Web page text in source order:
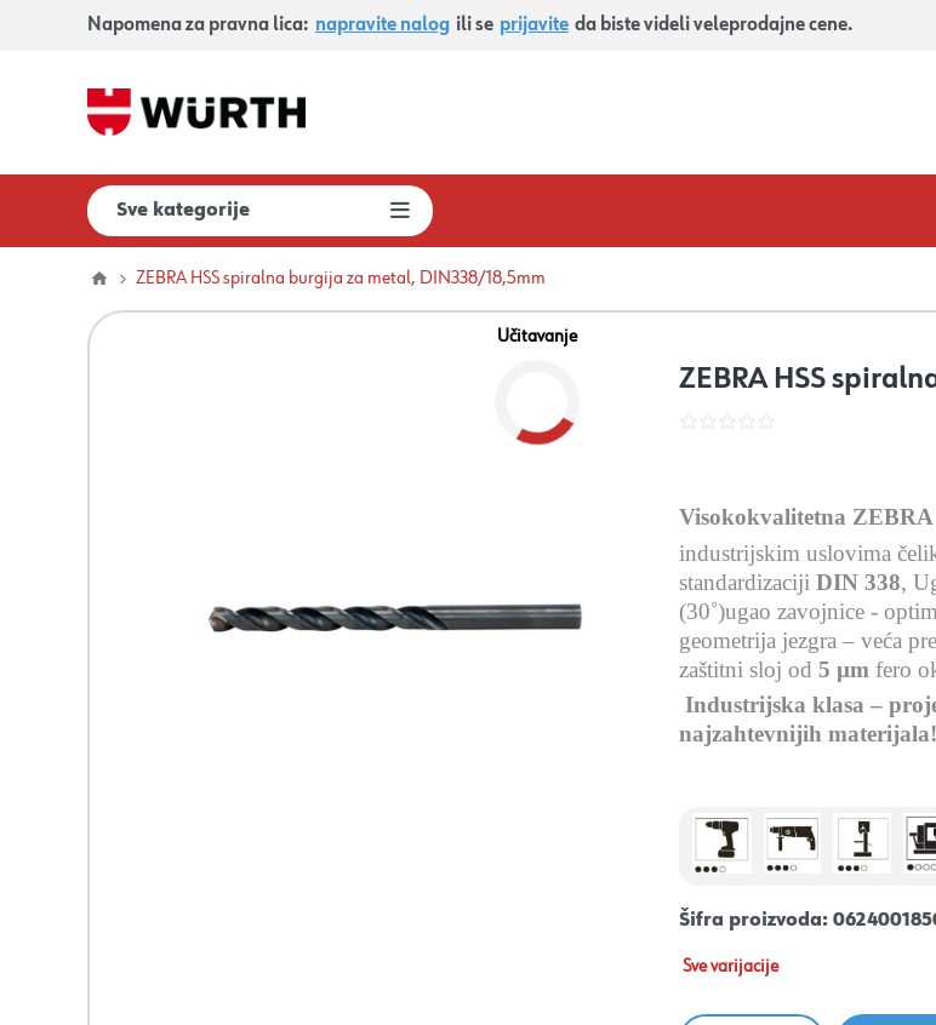
Napomena za pravna lica: napravite nalog ili se prijavite da biste videli veleprodajne cene.
Sve kategorije
ZEBRA HSS spiralna burgija za metal, DIN338/18,5mm
Učitavanje
ZEBRA HSS
Visokokvalitetna
industrijskim uslovima
standardizacijiDIN 338,
(30˚)ugao zavojnice -
geometrija jezgra – veća
zaštitni sloj od5 µm fero
Industrijska klasa –
najzahtevnijih materijala!
Šifra proizvoda:
Sve varijacije